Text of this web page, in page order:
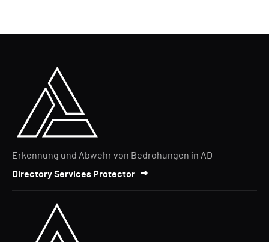
Erkennung und Abwehr von Bedrohungen in AD
Directory Services Protector